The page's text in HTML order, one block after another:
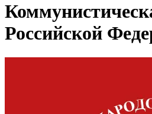
Российской